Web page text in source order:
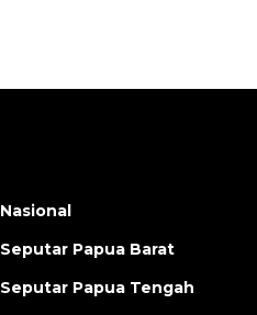
Nasional
Seputar Papua Barat
Seputar Papua Tengah